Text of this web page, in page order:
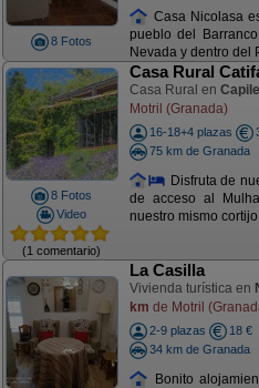
8 Fotos
Casa Nicolasa
pueblo del
Nevada y dentro del
8 Fotos
Video
(1 comentario)
Casa Rural
Casa Rural en
Motril (Granada)
16-18+4 plazas
75 km de Granada
Disfruta de
de acceso al
nuestro mismo
La Casilla
Vivienda turística en
km de Motril
2-9 plazas
18 €
34 km de Granada
Bonito